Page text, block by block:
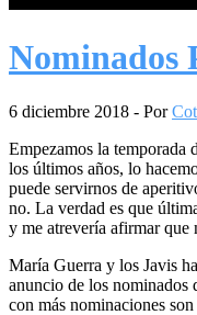
Nominados
6 diciembre 2018 - Por
Empezamos la temporada
los últimos años, lo
puede servirnos de
no. La verdad es que
y me atrevería afirmar que
María Guerra y los Javis
anuncio de los nominados
con más nominaciones